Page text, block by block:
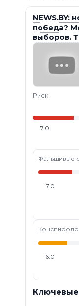
NEWS.BY:
победа?
выборов.
Риск:
7.0
Фальшивые
7.0
6.0